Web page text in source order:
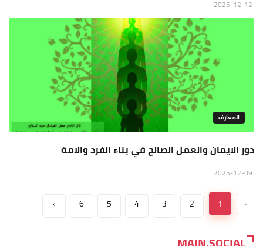
المعارف
دور الايمان والعمل الصالح في بناء الفرد والامة
‹
1
2
3
4
5
6
›